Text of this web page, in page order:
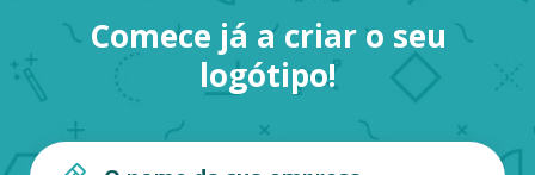
Comece já a criar o seu
logótipo!